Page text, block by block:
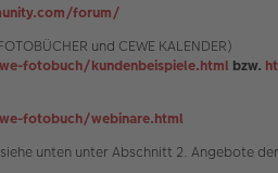
forum/
und CEWE KALENDER)
fotobuch/kundenbeispiele.html bzw.
fotobuch/webinare.html
unten unter Abschnitt 2. Angebote